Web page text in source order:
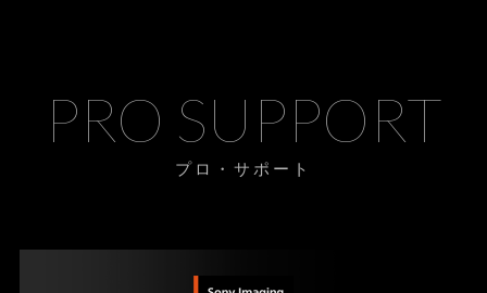
PRO SUPPORT
プロ・サポート